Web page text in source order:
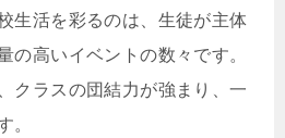
生活を彩るのは、生徒が主体
の高いイベントの数々です。
クラスの団結力が強まり、一
。